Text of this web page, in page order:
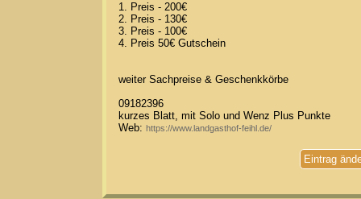
1. Preis - 200€
2. Preis - 130€
3. Preis - 100€
4. Preis 50€ Gutschein
weiter Sachpreise & Geschenkkörbe
09182396
kurzes Blatt, mit Solo und Wenz Plus Punkte
Web: https://www.landgasthof-feihl.de/
Eintrag